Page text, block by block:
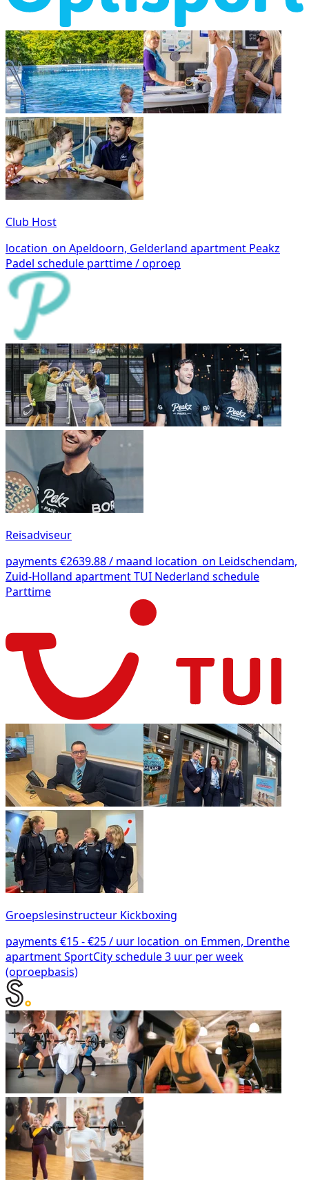
Club Host
location_on Apeldoorn, Gelderland apartment Peakz
Padel schedule parttime / oproep
Reisadviseur
payments €2639.88 / maand location_on Leidschendam,
Zuid-Holland apartmentTUI Nederland schedule
Parttime
Groepslesinstructeur Kickboxing
payments €15 - €25 / uur location_on Emmen, Drenthe
apartmentSportCityschedule3 uur per week
(oproepbasis)